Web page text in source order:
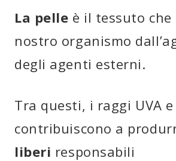
La pelle è il tessuto
nostro organismo
degli agenti esterni.
Tra questi, i raggi UVA e
contribuiscono a
liberi responsabili